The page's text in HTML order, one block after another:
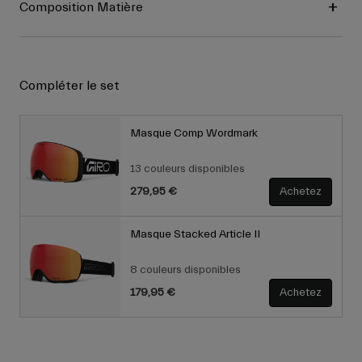
Composition Matière
Compléter le set
Masque Comp Wordmark
13 couleurs disponibles
279,95 €
Achetez
Masque Stacked Article II
8 couleurs disponibles
179,95 €
Achetez